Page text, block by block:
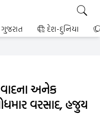
દેશ-દુનિયા
અનેક
વરસાદ, હજુય